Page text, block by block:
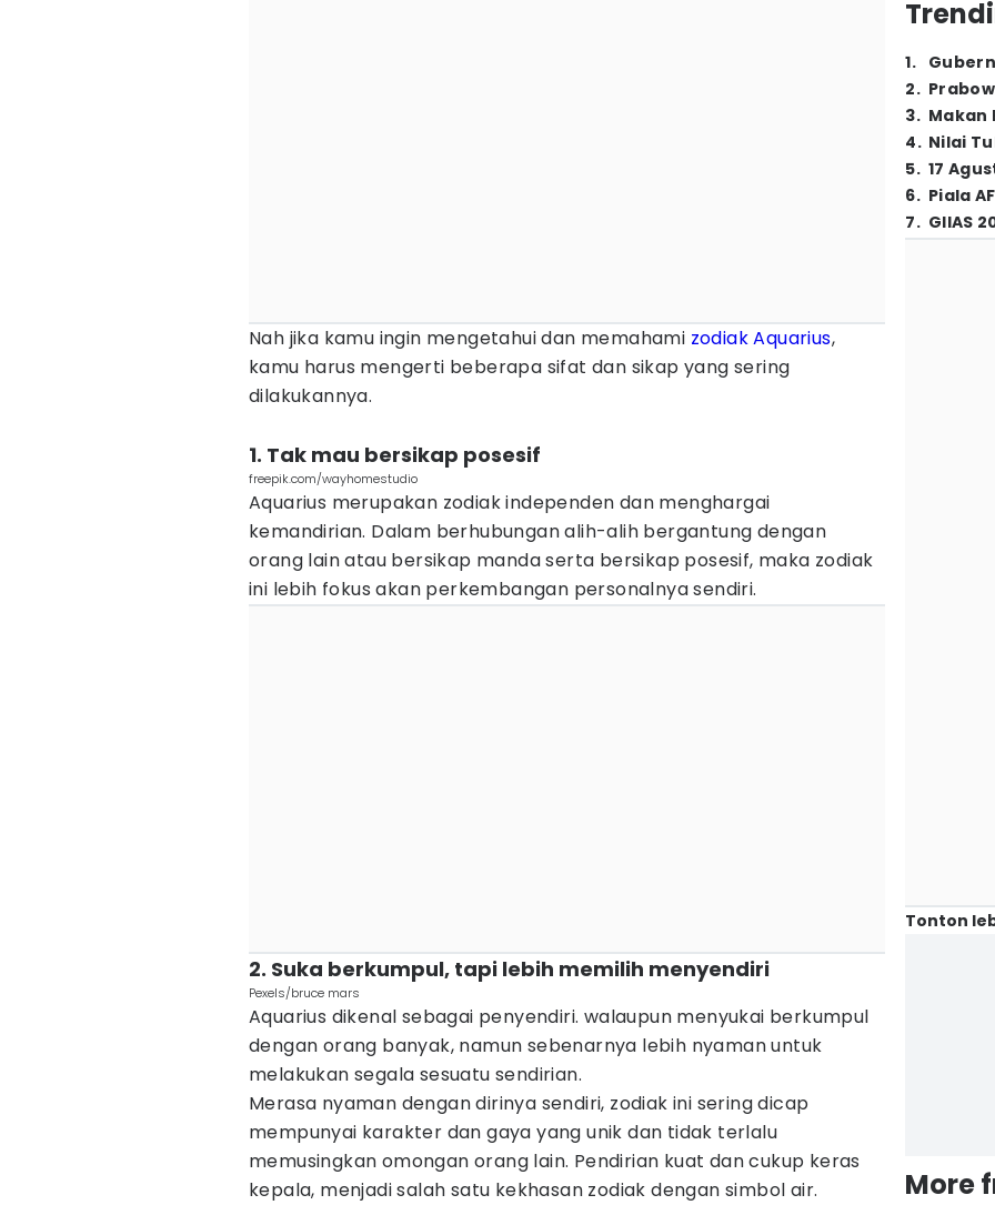
Nah jika kamu ingin mengetahui dan memahami zodiakAquarius,
kamu harus mengerti beberapa sifat dan sikap yang sering
dilakukannya.
1. Tak mau bersikap posesif
freepik.com/wayhomestudio
Aquarius merupakan zodiak independen dan menghargai
kemandirian. Dalam berhubungan alih-alih bergantung dengan
orang lain atau bersikap manda serta bersikap posesif, maka zodiak
ini lebih fokus akan perkembangan personalnya sendiri.
2. Suka berkumpul, tapi lebih memilih menyendiri
Pexels/bruce mars
Aquarius dikenal sebagai penyendiri. walaupun menyukai berkumpul
dengan orang banyak, namun sebenarnya lebih nyaman untuk
melakukan segala sesuatu sendirian.
Merasa nyaman dengan dirinya sendiri, zodiak ini sering dicap
mempunyai karakter dan gaya yang unik dan tidak terlalu
memusingkan omongan orang lain. Pendirian kuat dan cukup keras
kepala, menjadi salah satu kekhasan zodiak dengan simbol air.
1.
2.
3. Makan
4. Nilai
5. 17
6. Piala
7. GIIAS
Tonton
More